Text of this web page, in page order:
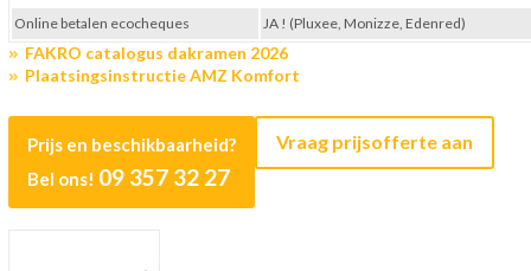
FAKRO catalogus dakramen 2026
Plaatsingsinstructie AMZ Komfort
Prijs en beschikbaarheid?
Bel ons! 09 357 32 27
Vraag prijsofferte aan
Online betalen ecocheques
JA ! (Pluxee, Monizze, Edenred)